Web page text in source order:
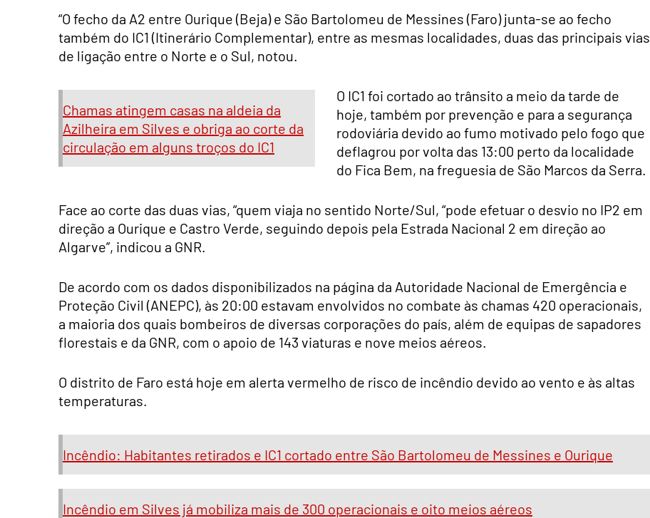
“O fecho da A2 entre Ourique (Beja) e São Bartolomeu de Messines (Faro) junta-se ao fecho
também do IC1 (Itinerário Complementar), entre as mesmas localidades, duas das principais vias
de ligação entre o Norte e o Sul, notou.
Chamas atingem casas na aldeia da
Azilheira em Silves e obriga ao corte da
circulação em alguns troços do IC1
O IC1 foi cortado ao trânsito a meio da tarde de
hoje, também por prevenção e para a segurança
rodoviária devido ao fumo motivado pelo fogo que
deflagrou por volta das 13:00 perto da localidade
do Fica Bem, na freguesia de São Marcos da Serra.
Face ao corte das duas vias, “quem viaja no sentido Norte/Sul, “pode efetuar o desvio no IP2 em
direção a Ourique e Castro Verde, seguindo depois pela Estrada Nacional 2 em direção ao
Algarve”, indicou a GNR.
De acordo com os dados disponibilizados na página da Autoridade Nacional de Emergência e
Proteção Civil (ANEPC), às 20:00 estavam envolvidos no combate às chamas 420 operacionais,
a maioria dos quais bombeiros de diversas corporações do país, além de equipas de sapadores
florestais e da GNR, com o apoio de 143 viaturas e nove meios aéreos.
O distrito de Faro está hoje em alerta vermelho de risco de incêndio devido ao vento e às altas
temperaturas.
Incêndio: Habitantes retirados e IC1 cortado entre São Bartolomeu de Messines e Ourique
Incêndio em Silves já mobiliza mais de 300 operacionais e oito meios aéreos